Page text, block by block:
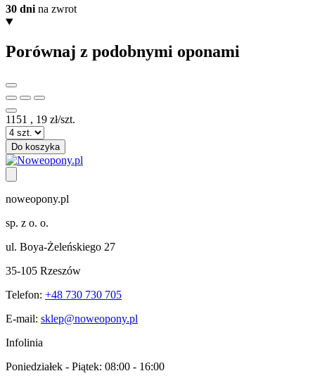
30 dni na zwrot
Porównaj z podobnymi oponami
1151 , 19 zł/szt.
Do koszyka
noweopony.pl
sp. z o. o.
ul. Boya-Żeleńskiego 27
35-105 Rzeszów
Telefon: +48 730 730 705
E-mail: sklep@noweopony.pl
Infolinia
Poniedziałek - Piątek: 08:00 - 16:00